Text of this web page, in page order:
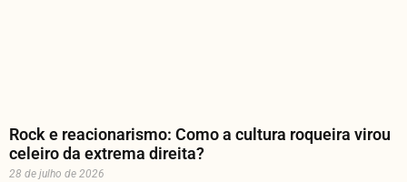
Rock e reacionarismo: Como a cultura roqueira virou
celeiro da extrema direita?
28 de julho de 2026